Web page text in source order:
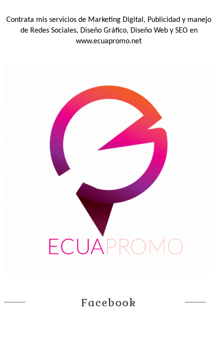
Contrata mis servicios de Marketing Digital, Publicidad y manejo
de Redes Sociales, Diseño Gráfico, Diseño Web y SEO en
www.ecuapromo.net
Facebook